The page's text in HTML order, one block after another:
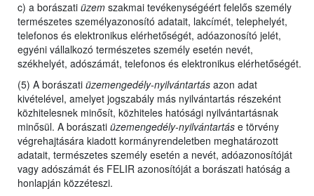
c) a borászati üzem szakmai tevékenységéért felelős személy
természetes személyazonosító adatait, lakcímét, telephelyét,
telefonos és elektronikus elérhetőségét, adóazonosító jelét,
egyéni vállalkozó természetes személy esetén nevét,
székhelyét, adószámát, telefonos és elektronikus elérhetőségét.
(5) A borászati üzemengedély-nyilvántartás azon adat
kivételével, amelyet jogszabály más nyilvántartás részeként
közhitelesnek minősít, közhiteles hatósági nyilvántartásnak
minősül. A borászati üzemengedély-nyilvántartás e törvény
végrehajtására kiadott kormányrendeletben meghatározott
adatait, természetes személy esetén a nevét, adóazonosítóját
vagy adószámát és FELIR azonosítóját a borászati hatóság a
honlapján közzéteszi.